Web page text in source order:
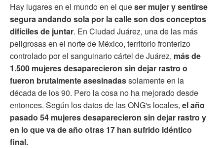
Hay lugares en el mundo en el queser mujer y sentirse
segura andando sola por la calle son dos conceptos
difíciles de juntar. En Ciudad Juárez, una de las más
peligrosas en el norte de México, territorio fronterizo
controlado por el sanguinario cártel de Juárez, más de
1.500 mujeres desaparecieron sin dejar rastro o
fueron brutalmente asesinadassolamente en la
década de los 90. Pero la cosa no ha mejorado desde
entonces. Según los datos de las ONG's locales, el año
pasado 54 mujeres desaparecieron sin dejar rastro y
en lo que va de año otras 17 han sufrido idéntico
final.